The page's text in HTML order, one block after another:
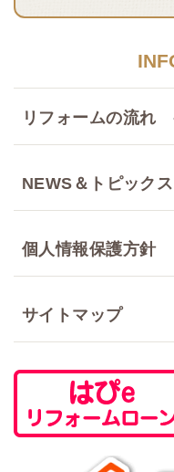
リフォームの流れ
NEWS＆トピックス
個人情報保護方針
サイトマップ